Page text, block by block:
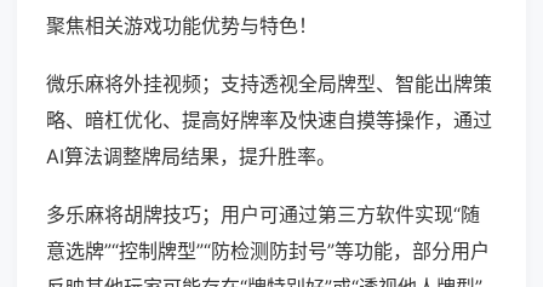
聚焦相关游戏功能优势与特色！
微乐麻将外挂视频；支持透视全局牌型、智能出牌策
略、暗杠优化、提高好牌率及快速自摸等操作，通过
AI算法调整牌局结果，提升胜率。
多乐麻将胡牌技巧；用户可通过第三方软件实现“随
意选牌”“控制牌型”“防检测防封号”等功能，部分用户